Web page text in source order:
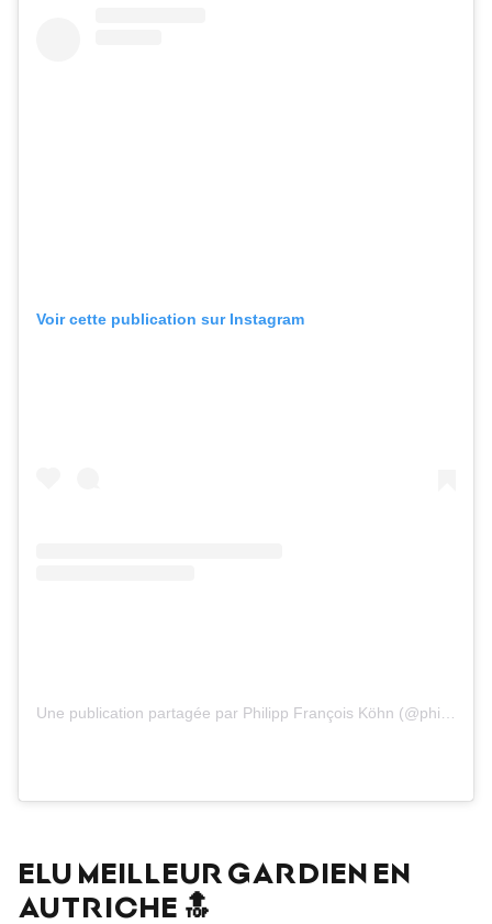
Voir cette publication sur Instagram
ELU MEILLEUR GARDIEN EN
AUTRICHE 🔝